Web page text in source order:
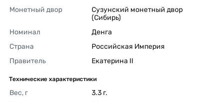
Монетный двор
Сузунский монетный двор
(Сибирь)
Номинал
Денга
Страна
Российская Империя
Правитель
Екатерина II
Технические характеристики
Вес, г
3.3 г.